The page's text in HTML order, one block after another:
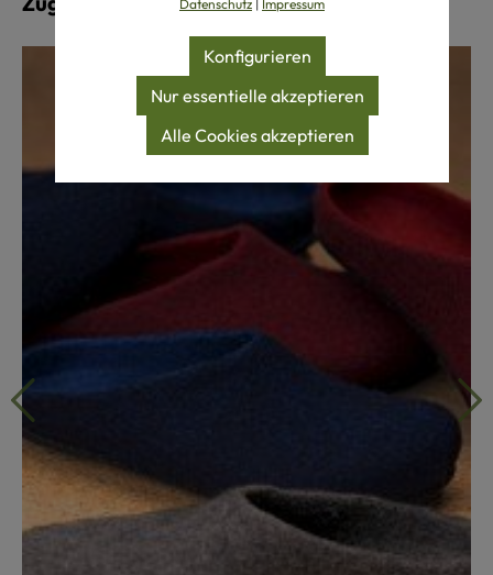
Datenschutz | Impressum
Nur essentielle akzeptieren
Konfigurieren
Alle Cookies akzeptieren